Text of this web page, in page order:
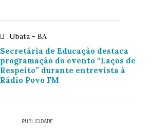
Ubatã - BA
Secretária de Educação destaca
programação do evento “Laços de
Respeito” durante entrevista à
Rádio Povo FM
PUBLICIDADE